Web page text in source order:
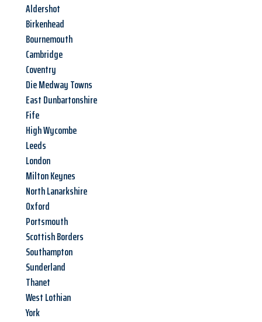
Aldershot
Birkenhead
Bournemouth
Cambridge
Coventry
Die Medway Towns
East Dunbartonshire
Fife
High Wycombe
Leeds
London
Milton Keynes
North Lanarkshire
Oxford
Portsmouth
Scottish Borders
Southampton
Sunderland
Thanet
West Lothian
York